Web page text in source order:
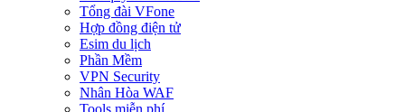
Tổng đài VFone
Hợp đồng điện tử
Esim du lịch
Phần Mềm
VPN Security
Nhân Hòa WAF
Tools miễn phí